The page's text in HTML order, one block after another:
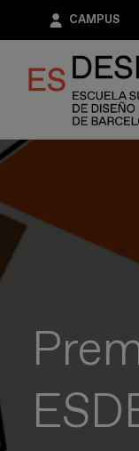
principal
CAMPUS